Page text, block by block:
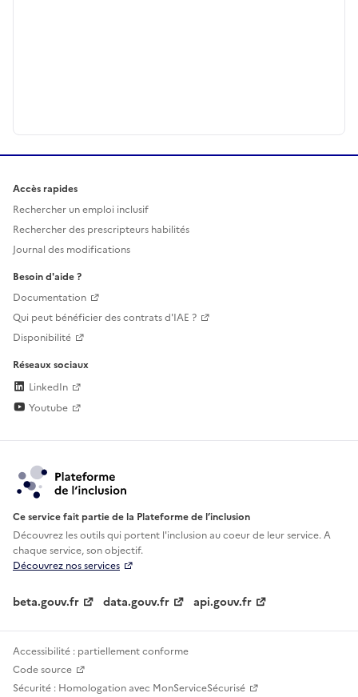
Accès rapides
Rechercher un emploi inclusif
Rechercher des prescripteurs habilités
Journal des modifications
Besoin d'aide ?
Documentation
Qui peut bénéficier des contrats d'IAE ?
Disponibilité
Réseaux sociaux
LinkedIn
Youtube
Ce service fait partie de la Plateforme de l’inclusion
Découvrez les outils qui portent l'inclusion aucoeur de leur service. A
chaque service, son objectif.
Découvrez nos services
beta.gouv.fr data.gouv.fr api.gouv.fr
Accessibilité : partiellement conforme
Code source
Sécurité : Homologation avec MonServiceSécurisé